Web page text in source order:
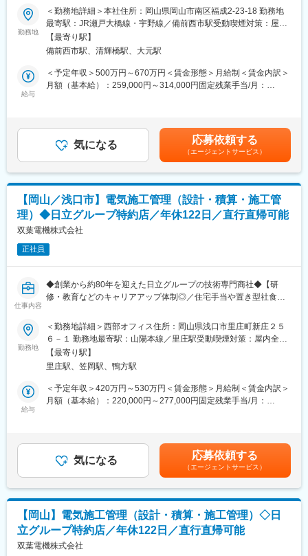
■安定基盤
東証プライム上場グループの一員として、住宅設備という生活に
欠かせない分野を支えており、安定した事業基盤を確立していま
す。
長年の実績と信頼のもと、継続的な需要が見込まれるため、長期
的にキャリアを築いていただけます。
■入社後の流れ
入社後は、先輩社員との同行やOJTを通じて業務理解を深めてい
ただきます。
まずは既存の施工店対応や進捗確認からスタートし、徐々に担当
エリアをお任せしていきます。
■同ポジションの特徴
・社内外との調整力やコミュニケーション力が活かせます
・長期常駐なし
・在宅勤務相談可
■ステップアップ
住宅設備に関する施工・営業・管理などのご経験を活かし、現場
作業から“管理・マネジメント側”へキャリアチェンジが可能です。
協力施工店の統括や品質管理を担うポジションとして、調整力・
マネジメント力を高めながら、市場価値の高いスキルを身につけ
られます。
東証プライム上場グループの一員として、住宅設備という生活に
欠かせない分野を支えており、安定した事業基盤を確立していま
す。
長年の実績と信頼のもと、継続的な需要が見込まれるため、長期
変更の範囲：会社の定める業務
■業務内容：
官公庁向けに、各種インフラ設備（上下水道の機械・電気設備）
の更新や新規設置の工事を行います。
修理・点検・取替のニーズを把握し、安全で質の高い工事を提供
します。
・施工管理業務
・施工計画作成
・安全管理補助
・現場写真撮影
・顧客エリア…岡山県内（県南、県東部、県西部、一部県北）
■部署全体の1ヶ月の仕事量：
・部下（6名）の進捗管理を含む
・個人では1～3件
■取り扱い商材：
ポンプ、制御盤、中央監視装置、クラウド監視、発電機、小水力
＜取り扱っている商材の機能や働き＞
・ポンプ…飲み水を加圧・揚水して配水する。市街地が浸水しな
いよう排水する。
・制御盤…各機器を制御する
・IoTクラウド監視…遠隔地の機器状況をクラウド監視する
・発電機…非常時の停電に備えて発電する
入社後まずは、先輩社員と同行しながら業務を行い、当社の事業
内容や顧客、業務の進め方について理解を深めていただきます
（目安：約1ヶ月）。
実務を通じてより具体的な業務内容や役割を習得していただきま
す（目安：約2ヶ月）。
次のステップとして、技術部員の業務内容を把握するため、技術
部員に同行しながら現場理解を深めていただきます（目安：約3ヶ
月）。
勤務地
＜勤務地詳細＞本社住所：岡山県岡山市南区福成2-23-18 勤務地
最寄駅：JR瀬戸大橋線・宇野線／備前西市駅受動喫煙対策：屋内
全面禁煙変更の範囲：会社の定める事業所（リモートワーク含
む）
【最寄り駅】
備前西市駅、清輝橋駅、大元駅
給与
＜予定年収＞500万円～670万円＜賃金形態＞月給制＜賃金内訳＞
月額（基本給）：259,000円～314,000円固定残業手当/月：
与については役職により変わります。 入社後の役職については、
これまでのご経験やスキルを十分に考慮し、適切なポジションを
ご用意いたします。 ■昇給：年1回（昨年6月実績）■賞与：年2回
（上期12月・下期3月／過去実績4.5～7.2ヶ月分）賃金はあくまで
も目安の金額であり、選考を通じて上下する可能性があります。
月給(月額)は固定手当を含めた表記です。
気になる 応募依頼する
（エージェントサービス）
【岡山／浅口市】電気施工管理（設計・積算・施工管
理）◆日立グループ特約店／年休122日／直行直帰可能
双葉電機株式会社
正社員
仕事内容
◆創業から約80年を迎えた日立グループの技術専門商社◆【研
修・教育などのキャリアアップ体制◎／住宅手当や置き型社食等
■募集背景：
当社では、工事現場の施工管理業務を中心に、電気・設備工事に
関する見積書の作成、積算、図面の作成などを担当していただけ
る方を募集しています。
主な業務内容は、現場の進行管理や安全管理に加え、工事に必要
な図面作成、コストの見積もり（積算）業務など、施工計画から
実行まで幅広い領域をカバーします。
お客様は、製造業の工場やオフィスが中心で、現場ごとに異なる
ニーズに対応する柔軟性と調整力が求められます。
これまでのご経験を活かし、安全と品質の両立を目指した現場づ
・クライアントとの打ち合わせから現場管理まで、施工管理業務
全般をお任せします
・電気や設備工事に関する見積作成、積算、図面作成など、幅広
勤務地
＜勤務地詳細＞西部オフィス住所：岡山県浅口市里庄町新庄２５
６－１ 勤務地最寄駅：山陽本線／里庄駅受動喫煙対策：屋内全面
禁煙変更の範囲：会社の定める事業所（リモートワーク含む）
【最寄り駅】
里庄駅、笠岡駅、鴨方駅
給与
＜予定年収＞420万円～530万円＜賃金形態＞月給制＜賃金内訳＞
月額（基本給）：220,000円～277,000円固定残業手当/月：
与については役職により変わります。 入社後の役職については、
これまでのご経験やスキルを十分に考慮し、適切なポジションを
ご用意いたします。 ■昇給：年1回（昨年6月実績）■賞与：年2回
（上期12月・下期3月／過去実績4.5～7.2ヶ月分）賃金はあくまで
も目安の金額であり、選考を通じて上下する可能性があります。
月給(月額)は固定手当を含めた表記です。
気になる 応募依頼する
（エージェントサービス）
【岡山】電気施工管理（設計・積算・施工管理）◇日
立グループ特約店／年休122日／直行直帰可能
双葉電機株式会社